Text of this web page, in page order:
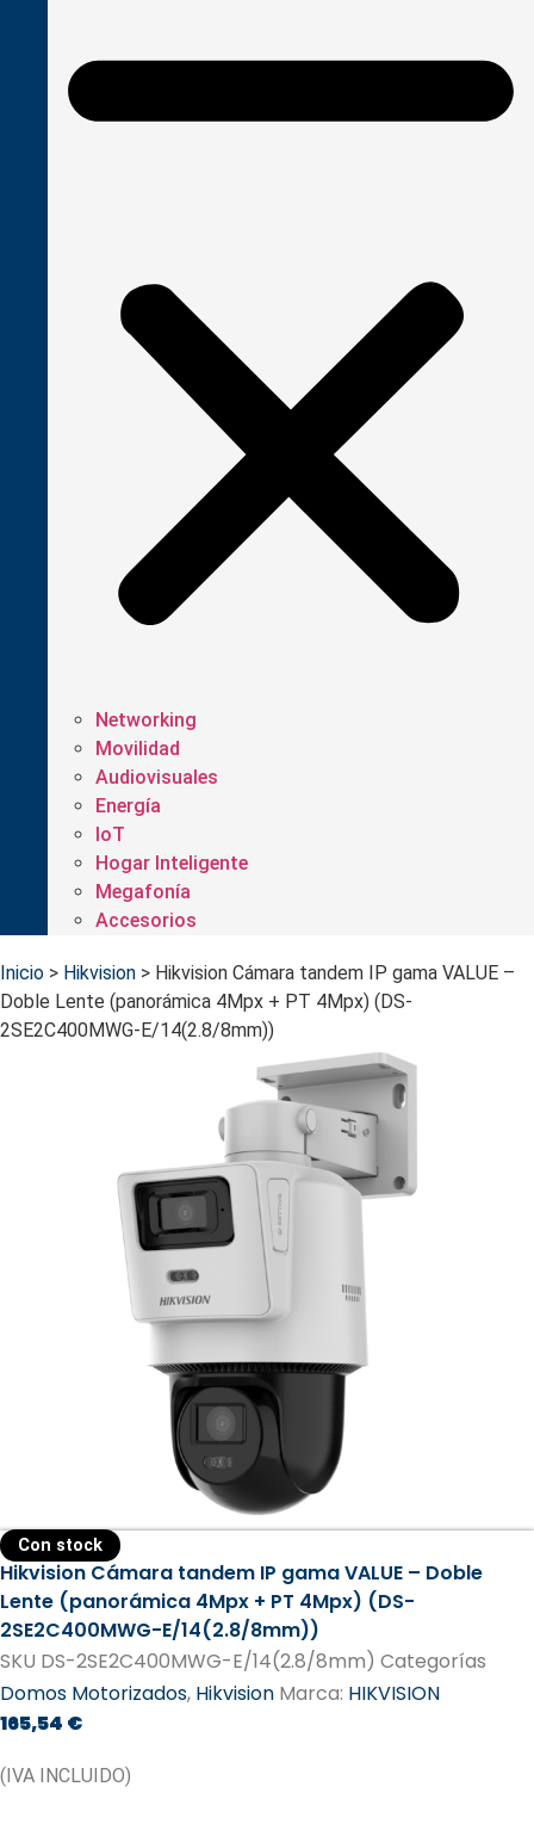
Networking
Movilidad
Audiovisuales
Energía
IoT
Hogar Inteligente
Megafonía
Accesorios
Inicio > Hikvision > Hikvision Cámara tandem IP gama VALUE –
Doble Lente (panorámica 4Mpx + PT 4Mpx) (DS-
2SE2C400MWG-E/14(2.8/8mm))
Con stock
Hikvision Cámara tandem IP gama VALUE – Doble
Lente (panorámica 4Mpx + PT 4Mpx) (DS-
2SE2C400MWG-E/14(2.8/8mm))
SKU DS-2SE2C400MWG-E/14(2.8/8mm) Categorías
Domos Motorizados, Hikvision Marca: HIKVISION
165,54 €
(IVA INCLUIDO)